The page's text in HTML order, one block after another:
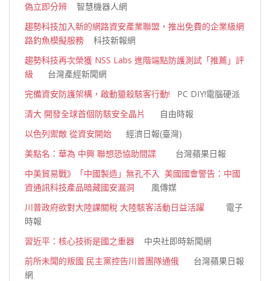
偽立即分辨 智慧機器人網
趨勢科技加入新的網路資安產業聯盟，推出免費的企業級網
路釣魚模擬服務 科技新報網
趨勢科技再次榮獲 NSS Labs 進階端點防護測試「推薦」評
級 台灣產經新聞網
完備資安防護架構，啟動獵殺駭客行動! PC DIY!電腦硬派
清大 開發全球首個防駭安全晶片
自由時報
以色列禦敵 從資安開始 經濟日報(臺灣)
美點名：華為 中興 聯想恐協助間諜 台灣蘋果日報
中美貿易戰》「中國製造」無孔不入 美國國會警告：中國
資通訊科技產品暗藏國安漏洞 風傳媒
川普政府欲對大陸課關稅 大陸駭客活動日益活躍
電子
時報
習近平：核心技術是國之重器 中央社即時新聞網
前所未聞的叛國 民主黨控告川普團隊通俄 台灣蘋果日報
網